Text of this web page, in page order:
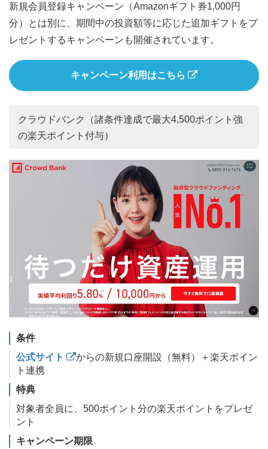
新規会員登録キャンペーン（Amazonギフト券1,000円
分）とは別に、期間中の投資額等に応じた追加ギフトをプ
レゼントするキャンペーンも開催されています。
キャンペーン利用はこちら
クラウドバンク（諸条件達成で最大4,500ポイント強
の楽天ポイント付与）
条件
公式サイト
からの新規口座開設（無料）＋楽天ポイン
ト連携
特典
対象者全員に、500ポイント分の楽天ポイントをプレゼ
ント
キャンペーン期限